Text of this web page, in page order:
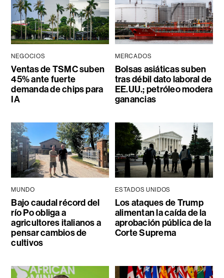
NEGOCIOS
Ventas de TSMC suben
45% ante fuerte
demanda de chips para
IA
MERCADOS
Bolsas asiáticas suben
tras débil dato laboral de
EE.UU.; petróleo modera
ganancias
MUNDO
Bajo caudal récord del
río Po obliga a
agricultores italianos a
pensar cambios de
cultivos
ESTADOS UNIDOS
Los ataques de Trump
alimentan la caída de la
aprobación pública de la
Corte Suprema